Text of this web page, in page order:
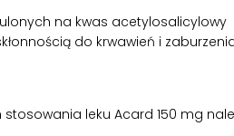
na kwas acetylosalicylowy
do krwawień i
stosowania leku Acard 150 mg